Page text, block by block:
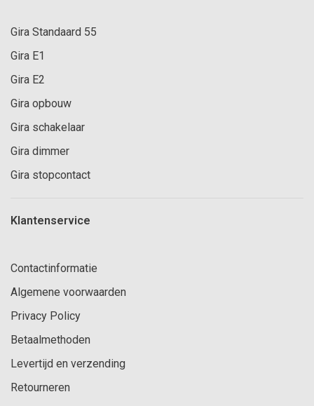
Gira Standaard 55
Gira E1
Gira E2
Gira opbouw
Gira schakelaar
Gira dimmer
Gira stopcontact
Klantenservice
Contactinformatie
Algemene voorwaarden
Privacy Policy
Betaalmethoden
Levertijd en verzending
Retourneren